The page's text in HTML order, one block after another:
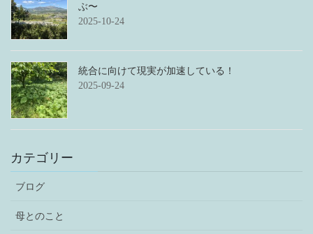
ぶ〜
2025-10-24
統合に向けて現実が加速している！
2025-09-24
カテゴリー
ブログ
母とのこと